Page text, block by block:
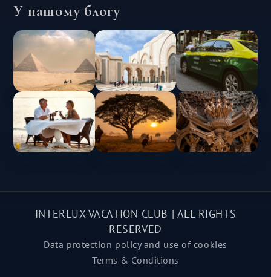
У нашому блогу
INTERLUX VACATION CLUB | ALL RIGHTS
RESERVED
Data protection policy and use of cookies
Terms & Conditions